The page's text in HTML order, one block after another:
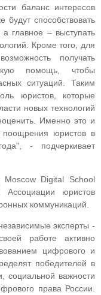
баланс интересов
будут способствовать
главное – выступать
Кроме того, для
получать
помощь, чтобы
ситуаций. Таким
юристов, которые
новых технологий
Именно это и
поощрения юристов в
- подчеркивает
Digital School
Ассоциации юристов
коммуникаций.
эксперты -
работе активно
цифрового и
победителей в
социальной важности
права России.